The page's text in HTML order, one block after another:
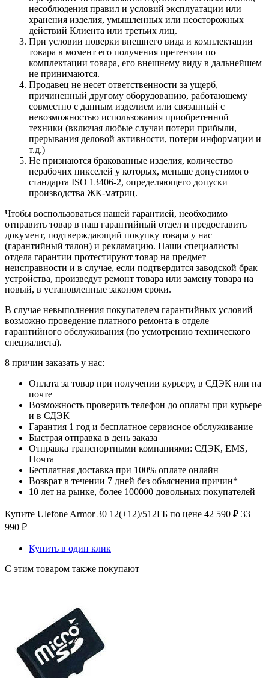
несоблюдения правил и условий эксплуатации или
хранения изделия, умышленных или неосторожных
действий Клиента или третьих лиц.
При условии поверки внешнего вида и комплектации
товара в момент его получения претензии по
комплектации товара, его внешнему виду в дальнейшем
не принимаются.
Продавец не несет ответственности за ущерб,
причиненный другому оборудованию, работающему
совместно с данным изделием или связанный с
невозможностью использования приобретенной
техники (включая любые случаи потери прибыли,
прерывания деловой активности, потери информации и
т.д.)
Не признаются бракованные изделия, количество
нерабочих пикселей у которых, меньше допустимого
стандарта ISO 13406-2, определяющего допуски
производства ЖК-матриц.
Чтобы воспользоваться нашей гарантией, необходимо
отправить товар в наш гарантийный отдел и предоставить
документ, подтверждающий покупку товара у нас
(гарантийный талон) и рекламацию. Наши специалисты
отдела гарантии протестируют товар на предмет
неисправности и в случае, если подтвердится заводской брак
устройства, произведут ремонт товара или замену товара на
новый, в установленные законом сроки.
В случае невыполнения покупателем гарантийных условий
возможно проведение платного ремонта в отделе
гарантийного обслуживания (по усмотрению технического
специалиста).
8 причин заказать у нас:
Оплата за товар при получении курьеру, в СДЭК или на
почте
Возможность проверить телефон до оплаты при курьере
и в СДЭК
Гарантия 1 год и бесплатное сервисное обслуживание
Быстрая отправка в день заказа
Отправка транспортными компаниями: СДЭК, EMS,
Почта
Бесплатная доставка при 100% оплате онлайн
Возврат в течении 7 дней без объяснения причин*
10 лет на рынке, более 100000 довольных покупателей
Купите Ulefone Armor 30 12(+12)/512ГБ по цене 42 590 ₽ 33
990 ₽
Купить в один клик
С этим товаром также покупают